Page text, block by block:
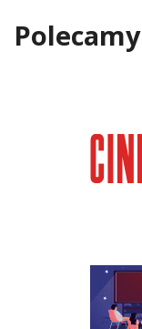
Polecamy